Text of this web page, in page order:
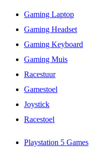
Gaming Laptop
Gaming Headset
Gaming Keyboard
Gaming Muis
Racestuur
Gamestoel
Joystick
Racestoel
Playstation 5 Games